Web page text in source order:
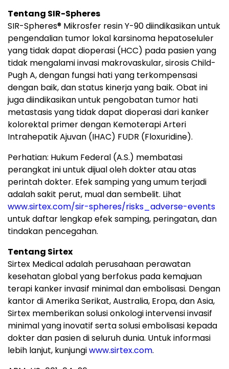
Tentang SIR-Spheres
SIR-Spheres® Mikrosfer resin Y-90 diindikasikan untuk
pengendalian tumor lokal karsinoma hepatoseluler
yang tidak dapat dioperasi (HCC) pada pasien yang
tidak mengalami invasi makrovaskular, sirosis Child-
Pugh A, dengan fungsi hati yang terkompensasi
dengan baik, dan status kinerja yang baik. Obat ini
juga diindikasikan untuk pengobatan tumor hati
metastasis yang tidak dapat dioperasi dari kanker
kolorektal primer dengan Kemoterapi Arteri
Intrahepatik Ajuvan (IHAC) FUDR (Floxuridine).
Perhatian: Hukum Federal (A.S.) membatasi
perangkat ini untuk dijual oleh dokter atau atas
perintah dokter. Efek samping yang umum terjadi
adalah sakit perut, mual dan sembelit. Lihat
www.sirtex.com/sir-spheres/risks_adverse-events
untuk daftar lengkap efek samping, peringatan, dan
tindakan pencegahan.
Tentang Sirtex
Sirtex Medical adalah perusahaan perawatan
kesehatan global yang berfokus pada kemajuan
terapi kanker invasif minimal dan embolisasi. Dengan
kantor di Amerika Serikat, Australia, Eropa, dan Asia,
Sirtex memberikan solusi onkologi intervensi invasif
minimal yang inovatif serta solusi embolisasi kepada
dokter dan pasien di seluruh dunia. Untuk informasi
lebih lanjut, kunjungiwww.sirtex.com.